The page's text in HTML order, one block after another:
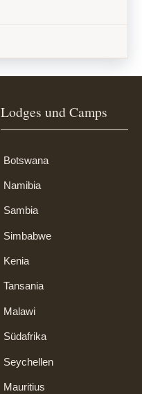
Lodges und Camps
Botswana
Namibia
Sambia
Simbabwe
Kenia
Tansania
Malawi
Südafrika
Seychellen
Mauritius